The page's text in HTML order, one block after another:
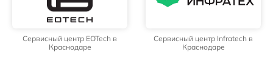
Сервисный центр EOTech в
Краснодаре
Сервисный центр Infratech в
Краснодаре